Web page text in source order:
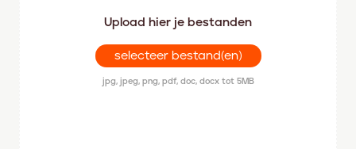
Upload hier je bestanden
selecteer bestand(en)
jpg, jpeg, png, pdf, doc, docx tot 5MB